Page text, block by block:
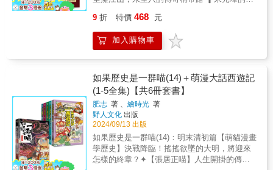
的諸多風雲與疑案，展現了朱元璋在鞏固政權
過程中的冷酷與謀略。「胡惟庸案」與「藍玉
權力爭鬥的暗流湧動。劉伯溫的「神算之名」
雖然流芳百世，但他與朱元璋的微妙關係也耐
人尋味，而他最後的死因更是眾說紛紜。除了
從傅友德到馮勝、王弼，這些立下赫赫戰功的
忠臣都難逃一場劫難。第四章還透過一系列案
例，揭示了功臣們的末路命運，並探索其悲劇
背後的深層原因。▎帝王之道：治國與風
波 第五章至第七章集中分析朱元璋及其後
繼者的治國手腕與皇權爭鬥。朱元璋提倡獎勵
孝子、重視基層士兵等方法來穩固基層，但他
對活人殉葬等爭議政策的推行，也讓人看到其
始，揭示了他赤貧子弟出身的悲慘命運。朱元
璋的父母在元朝貧困壓迫下相繼去世，未成年
的朱元璋被迫與二哥分開，走上了和尚的道
時，朱元璋選擇加入紅巾軍，從一名懷抱生存
希望的平凡僧人成為了反抗元朝的義軍領袖。
這段歷史讓讀者看到，朱元璋的崛起並非一蹴
而就，而是在殘酷現實的推動下，逐步成為命
運的弄潮兒。 ▎從無名小卒到統一天下 在
加入紅巾軍後，朱元璋展現出卓越的軍事才能
和領導能力。他迅速從無名小卒成長為元帥府
的九夫長，進而開始建立自己的武裝勢力，為
日後的帝業奠定基礎。書中詳細描繪了朱元璋
9 折 特價 468 元
加入購物車
如果歷史是一群喵(14)＋萌漫大話西遊記
(1-5全集)【共6冊套書】
肥志 著 、繪時光 著
野人文化 出版
2024/09/13 出版
如果歷史是一群喵(14)：明末清初篇【萌貓漫畫
學歷史】決戰降臨！搖搖欲墜的大明，將迎來
怎樣的終章？✦【張居正喵】人生開掛的傳奇